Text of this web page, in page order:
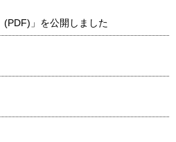
(PDF)」を公開しました